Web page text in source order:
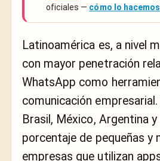
oficiales — cómo lo hacemos
Latinoamérica es, a nivel
con mayor penetración
WhatsApp como
comunicación
Brasil, México, Argentina y
porcentaje de pequeñas y
empresas que utilizan